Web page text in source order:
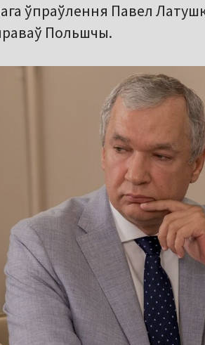
ўпраўлення Павел
Польшчы.